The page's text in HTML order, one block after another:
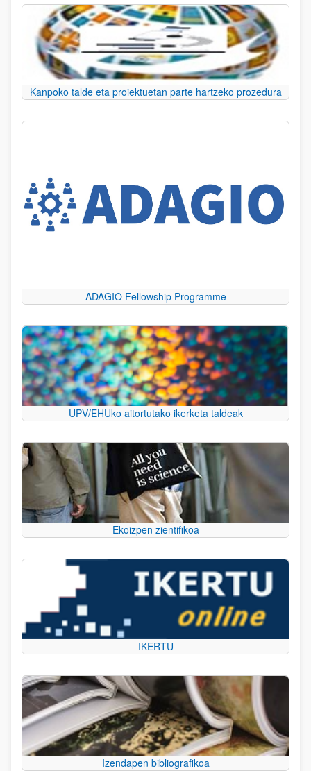
Kanpoko talde eta proiektuetan parte hartzeko prozedura
ADAGIO Fellowship Programme
UPV/EHUko aitortutako ikerketa taldeak
Ekoizpen zientifikoa
IKERTU
Izendapen bibliografikoa